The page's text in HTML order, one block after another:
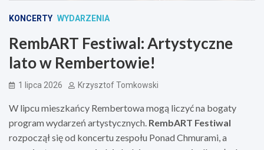
KONCERTY WYDARZENIA
RembART Festiwal: Artystyczne
lato w Rembertowie!
1 lipca 2026 Krzysztof Tomkowski
W lipcu mieszkańcy Rembertowa mogą liczyć na bogaty
program wydarzeń artystycznych. RembART Festiwal
rozpoczął się od koncertu zespołu Ponad Chmurami, a